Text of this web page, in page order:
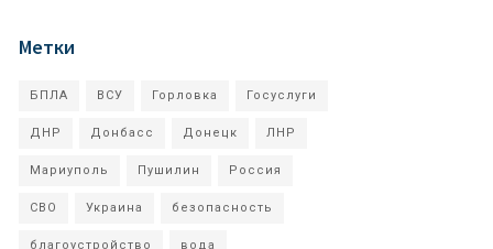
Метки
БПЛА ВСУ Горловка Госуслуги
ДНР Донбасс Донецк ЛНР
Мариуполь Пушилин Россия
СВО Украина безопасность
благоустройство вода